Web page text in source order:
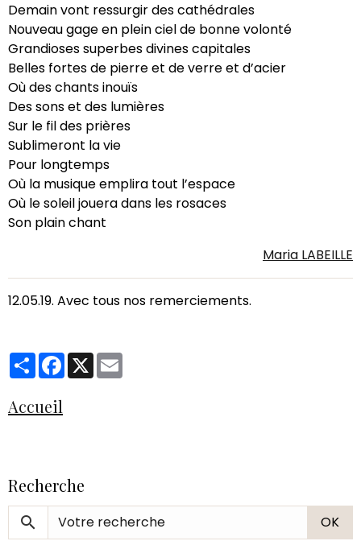
Demain vont ressurgir des cathédrales
Nouveau gage en plein ciel de bonne volonté
Grandioses superbes divines capitales
Belles fortes de pierre et de verre et d’acier
Où des chants inouïs
Des sons et des lumières
Sur le fil des prières
Sublimeront la vie
Pour longtemps
Où la musique emplira tout l’espace
Où le soleil jouera dans les rosaces
Son plain chant
Maria LABEILLE
12.05.19. Avec tous nos remerciements.
PartagerFacebook
X
Accueil
Recherche
OK